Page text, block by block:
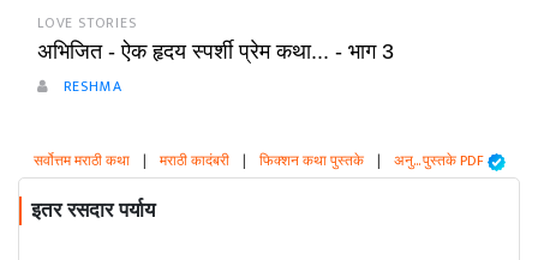
LOVE STORIES
अभिजित - ऐक हृदय स्पर्शी प्रेम कथा... - भाग 3
RESHMA
सर्वोत्तम मराठी कथा | मराठी कादंबरी | फिक्शन कथा पुस्तके | अनु... पुस्तके PDF
इतर रसदार पर्याय